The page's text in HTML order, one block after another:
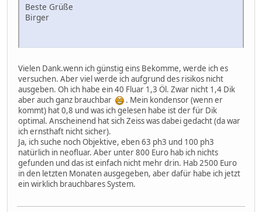
Beste Grüße
Birger
Vielen Dank.wenn ich günstig eins Bekomme, werde ich es
versuchen. Aber viel werde ich aufgrund des risikos nicht
ausgeben. Oh ich habe ein 40 Fluar 1,3 Öl. Zwar nicht 1,4 Dik
aber auch ganz brauchbar
. Mein kondensor (wenn er
kommt) hat 0,8 und was ich gelesen habe ist der für Dik
optimal. Anscheinend hat sich Zeiss was dabei gedacht (da war
ich ernsthaft nicht sicher).
Ja, ich suche noch Objektive, eben 63 ph3 und 100 ph3
natürlich in neofluar. Aber unter 800 Euro hab ich nichts
gefunden und das ist einfach nicht mehr drin. Hab 2500 Euro
in den letzten Monaten ausgegeben, aber dafür habe ich jetzt
ein wirklich brauchbares System.